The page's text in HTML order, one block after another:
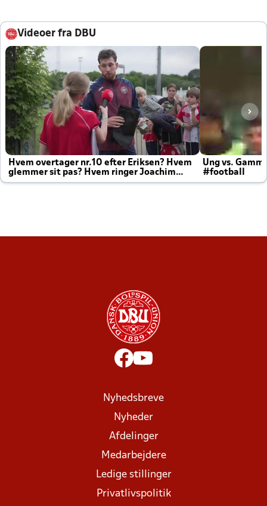
Videoer fra DBU
Hvem overtager nr.10 efter Eriksen? Hvem
glemmer sit pas? Hvem ringer Joachim
altid til efter kampe?
Ung vs.
#football
Nyhedsbreve
Nyheder
Afdelinger
Medarbejdere
Ledige stillinger
Privatlivspolitik